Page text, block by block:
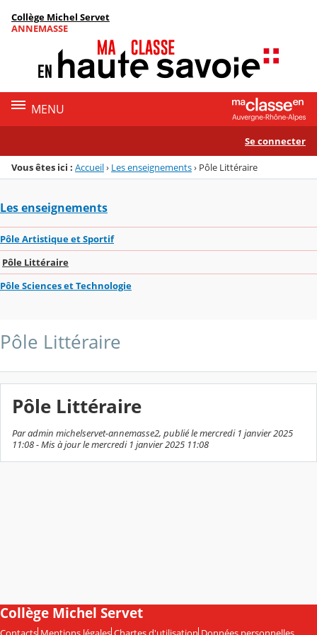
Menu de la rubrique
Contenu
Collège Michel Servet
ANNEMASSE
MENU
Se connecter
Vous êtes ici : Accueil› Les enseignements› Pôle Littéraire
Les enseignements
Pôle Artistique et Sportif
Pôle Littéraire
Pôle Sciences et Technologie
Pôle Littéraire
Pôle Littéraire
Par admin michelservet-annemasse2, publié le mercredi 1 janvier 2025
11:08 - Mis à jour le mercredi 1 janvier 2025 11:08
Collège Michel Servet